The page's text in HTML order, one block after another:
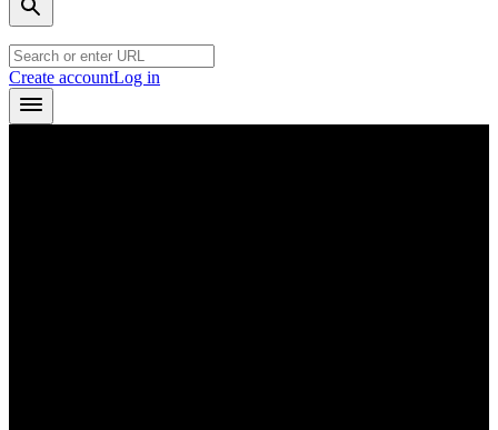
Create accountLog in